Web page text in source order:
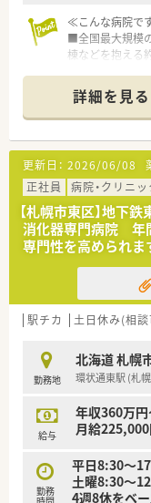
≪こんな病院で
■全国最大規模
棟などを抱える
介護福祉施設と
地域医療に取り
■ホスピス病棟
す。
詳細を見る
更新日： 2026/06/08
正社員
病院・クリニッ
【札幌市東区】地下
消化器専門病院 年
専門性を高められま
駅チカ 土日休み(相
勤務地
北海道 札幌
環状通東駅 (札
給与
年収360万
月給
勤務
平日8:30～
土曜8:30～
4週8休をベ